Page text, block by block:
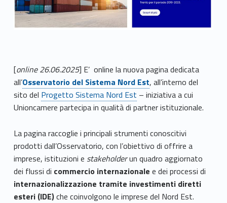
[online 26.06.2025] E’ online la nuova pagina dedicata
all’Osservatorio del Sistema Nord Est, all’interno del
sito del Progetto Sistema Nord Est – iniziativa a cui
Unioncamere partecipa in qualità di partner istituzionale.
La pagina raccoglie i principali strumenti conoscitivi
prodotti dall’Osservatorio, con l’obiettivo di offrire a
imprese, istituzioni e stakeholderun quadro aggiornato
dei flussi di commercio internazionale e dei processi di
internazionalizzazione tramite investimenti diretti
esteri (IDE)che coinvolgono le imprese del Nord Est.